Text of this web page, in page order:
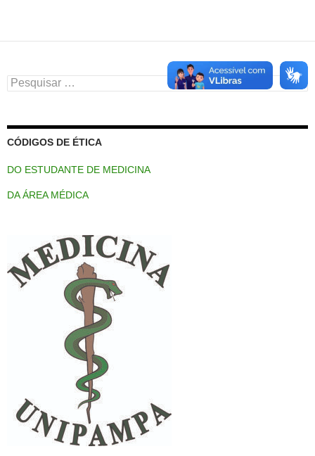
Pesquisar
por:
CÓDIGOS DE ÉTICA
DO ESTUDANTE DE MEDICINA
DA ÁREA MÉDICA